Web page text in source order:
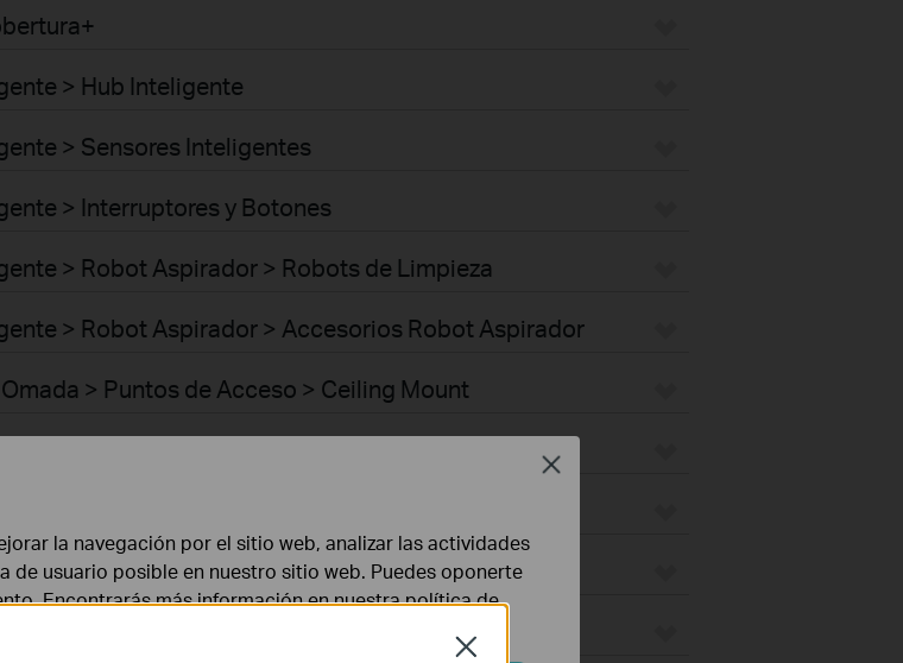
> Hub Inteligente
> Sensores Inteligentes
> Interruptores y Botones
> Robot Aspirador > Robots de Limpieza
> Robot Aspirador > Accesorios Robot Aspirador
> Puntos de Acceso > Ceiling Mount
> Puntos de Acceso > Desktop
> Puntos de Acceso > Outdoor
Close
la navegación por el sitio web, analizar las actividades
de usuario posible en nuestro sitio web. Puedes oponerte
Encontrarás más información en nuestrapolítica de
Close